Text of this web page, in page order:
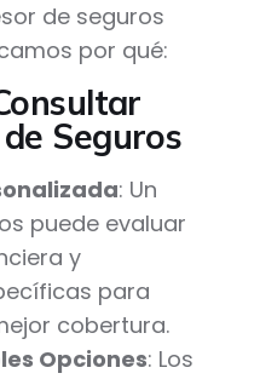
de seguros
por qué:
Seguros
: Un
puede evaluar
y
para
cobertura.
Opciones: Los